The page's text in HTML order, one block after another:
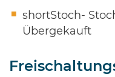
shortStoch-
Übergekauft